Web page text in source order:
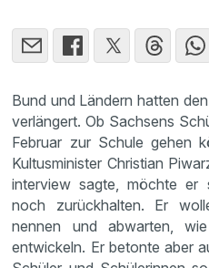
Bund und Ländern hatten
verlängert. Ob Sachsens
Februar zur Schule gehen
Kultusminister Christian
interview sagte, möchte er
noch zurückhalten. Er
nennen und abwarten,
entwickeln. Er betonte aber